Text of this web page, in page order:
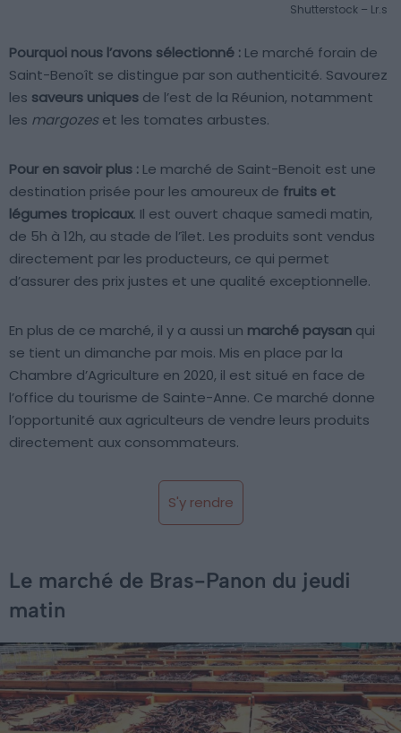
Shutterstock – Lr.s
Pourquoi nous l’avons sélectionné : Le marché forain de
Saint-Benoît se distingue par son authenticité. Savourez
les saveurs uniques de l’est de la Réunion, notamment
les margozes et les tomates arbustes.
Pour en savoir plus : Le marché de Saint-Benoit est une
destination prisée pour les amoureux de fruits et
légumes tropicaux. Il est ouvert chaque samedi matin,
de 5h à 12h, au stade de l’îlet. Les produits sont vendus
directement par les producteurs, ce qui permet
d’assurer des prix justes et une qualité exceptionnelle.
En plus de ce marché, il y a aussi un marché paysan qui
se tient un dimanche par mois. Mis en place par la
Chambre d’Agriculture en 2020, il est situé en face de
l’office du tourisme de Sainte-Anne. Ce marché donne
l’opportunité aux agriculteurs de vendre leurs produits
directement aux consommateurs.
S'y rendre
Le marché de Bras-Panon du jeudi
matin